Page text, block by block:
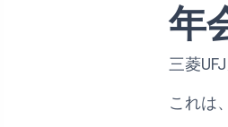
年
三菱
これは